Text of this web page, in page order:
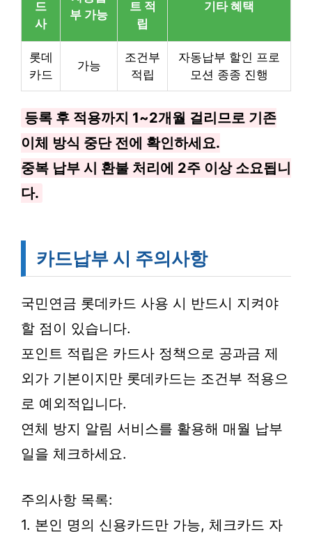
드
사
부 가능
트 적
립
기타 혜택
롯데
카드
가능
조건부
적립
자동납부 할인 프로
모션 종종 진행
등록 후 적용까지 1~2개월 걸리므로 기존
이체 방식 중단 전에 확인하세요.
중복 납부 시 환불 처리에 2주 이상 소요됩니
다.
카드납부 시 주의사항
국민연금 롯데카드 사용 시 반드시 지켜야
할 점이 있습니다.
포인트 적립은 카드사 정책으로 공과금 제
외가 기본이지만 롯데카드는 조건부 적용으
로 예외적입니다.
연체 방지 알림 서비스를 활용해 매월 납부
일을 체크하세요.
주의사항 목록:
1. 본인 명의 신용카드만 가능, 체크카드 자